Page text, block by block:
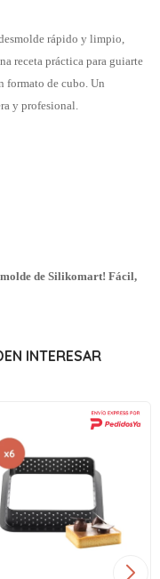
rápido y limpio,
receta práctica para guiarte
formato de cubo. Un
y profesional.
de Silikomart! Fácil,
INTERESAR